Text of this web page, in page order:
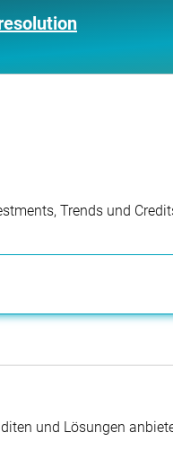
Trends und
und Lösungen